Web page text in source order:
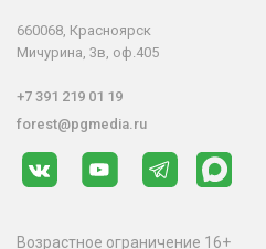
660068, Красноярск
Мичурина, 3в, оф.405
+7 391 219 01 19
forest@pgmedia.ru
Возрастное ограничение 16+